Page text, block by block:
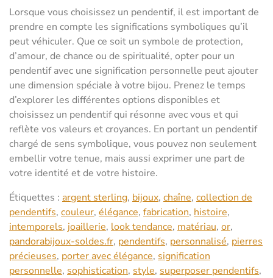
Lorsque vous choisissez un pendentif, il est important de
prendre en compte les significations symboliques qu’il
peut véhiculer. Que ce soit un symbole de protection,
d’amour, de chance ou de spiritualité, opter pour un
pendentif avec une signification personnelle peut ajouter
une dimension spéciale à votre bijou. Prenez le temps
d’explorer les différentes options disponibles et
choisissez un pendentif qui résonne avec vous et qui
reflète vos valeurs et croyances. En portant un pendentif
chargé de sens symbolique, vous pouvez non seulement
embellir votre tenue, mais aussi exprimer une part de
votre identité et de votre histoire.
Étiquettes : argent sterling, bijoux, chaîne, collection de
pendentifs, couleur, élégance, fabrication, histoire,
intemporels, joaillerie, look tendance, matériau, or,
pandorabijoux-soldes.fr, pendentifs, personnalisé, pierres
précieuses, porter avec élégance, signification
personnelle, sophistication, style, superposer pendentifs,